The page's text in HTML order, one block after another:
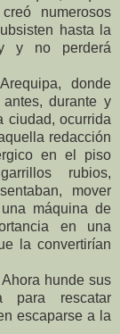
numerosos
hasta la
y no perderá
donde
durante y
ciudad, ocurrida
redacción
en el piso
rubios,
mover
máquina de
en una
la convertirían
hunde sus
rescatar
escaparse a la